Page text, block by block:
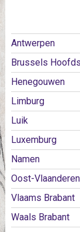
Antwerpen
Brussels
Henegouwen
Limburg
Luik
Luxemburg
Namen
Oost-Vlaanderen
Vlaams Brabant
Waals Brabant